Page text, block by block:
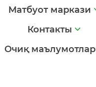
Матбуот маркази
Контакты
Очиқ маълумотлар